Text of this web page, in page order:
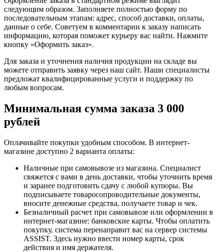
следующим образом. Заполняете полностью форму по
последовательным этапам: адрес, способ доставки, оплаты,
данные о себе. Советуем в комментарии к заказу написать
информацию, которая поможет курьеру вас найти. Нажмите
кнопку «Оформить заказ».
Для заказа и уточнения наличия продукции на складе вы
можете отправить заявку через наш сайт. Наши специалисты
предложат квалифицированные услуги и поддержку по
любым вопросам.
Минимальная сумма заказа 3 000
рублей
Оплачивайте покупки удобным способом. В интернет-
магазине доступно 2 варианта оплаты:
Наличные при самовывозе из магазина. Специалист
свяжется с вами в день доставки, чтобы уточнить время
и заранее подготовить сдачу с любой купюры. Вы
подписываете товаросопроводительные документы,
вносите денежные средства, получаете товар и чек.
Безналичный расчет при самовывозе или оформлении в
интернет-магазине: банковские карты. Чтобы оплатить
покупку, система перенаправит вас на сервер системы
ASSIST. Здесь нужно ввести номер карты, срок
действия и имя держателя.